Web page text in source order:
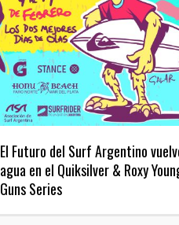
El Futuro del Surf Argentino
agua en el Quiksilver & Roxy
Guns Series